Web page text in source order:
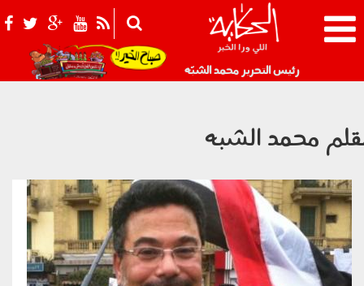
رئيس التحرير محمد الشبّه 021_2.png
محمد الشبه